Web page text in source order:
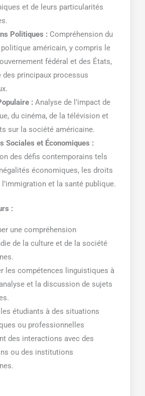
et de leurs particularités
Politiques : Compréhension du
américain, y compris le
fédéral et des États,
des principaux processus
: Analyse de l’impact de
du cinéma, de la télévision et
sur la société américaine.
Sociales et Économiques :
des défis contemporains tels
économiques, les droits
et la santé publique.
:
une compréhension
de la culture et de la société
les compétences linguistiques à
et la discussion de sujets
les étudiants à des situations
ou professionnelles
des interactions avec des
ou des institutions